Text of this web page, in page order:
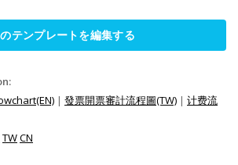
テンプレートを編集する
| 發票開票審計流程圖(TW) | 计费流
TWCN